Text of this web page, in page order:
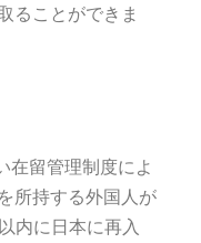
ることができま
在留管理制度によ
所持する外国人が
内に日本に再入